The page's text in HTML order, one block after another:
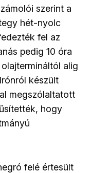
szerint a
hét-nyolc
fel az
pedig 10 óra
alig
készült
megszólaltatott
hogy
felé értesült